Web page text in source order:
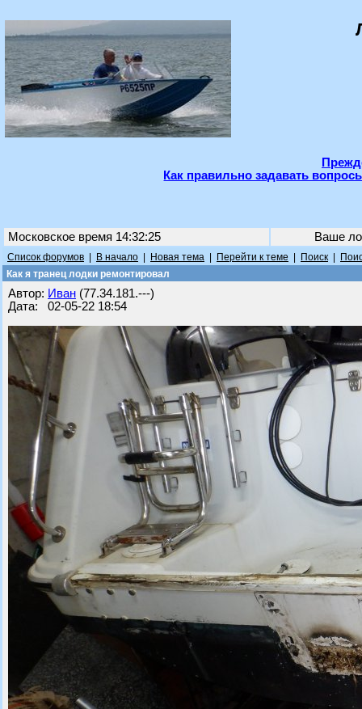
Как правильно задавать
Московское время 14:32:25 Ваше
Список форумов В начало Новая тема Перейти к теме Поиск
Как я транец лодки ремонтировал
Автор: Иван (77.34.181.---)
Дата: 02-05-22 18:54